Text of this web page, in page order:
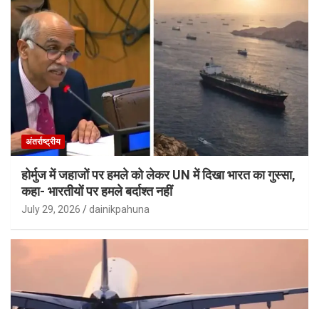
अंतर्राष्ट्रीय
होर्मुज में जहाजों पर हमले को लेकर UN में दिखा भारत का गुस्सा,
कहा- भारतीयों पर हमले बर्दाश्त नहीं
July 29, 2026 dainikpahuna